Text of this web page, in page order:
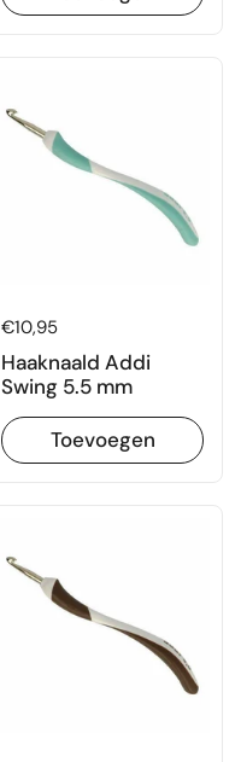
Prijs:
€10,95
Haaknaald Addi
Swing 5.5 mm
Toevoegen